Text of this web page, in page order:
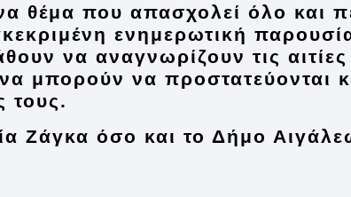
θέμα που απασχολεί όλο και
ενημερωτική
να αναγνωρίζουν τις
μπορούν να προστατεύονται
τους.
Ζάγκα όσο και το Δήμο